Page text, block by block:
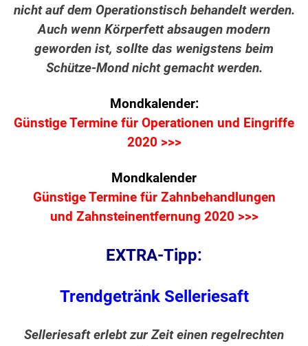
nicht auf dem Operationstisch behandelt werden.
Auch wenn Körperfett absaugen modern
geworden ist, sollte das wenigstens beim
Schütze-Mond nicht gemacht werden.
Mondkalender:
Günstige Termine für Operationen und Eingriffe
2020 >>>
Mondkalender
Günstige Termine für Zahnbehandlungen
und Zahnsteinentfernung 2020 >>>
EXTRA-Tipp:
Trendgetränk Selleriesaft
Selleriesaft erlebt zur Zeit einen regelrechten